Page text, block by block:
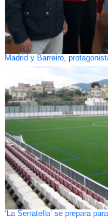
Madrid y Barreiro,
‘La Serratella’ se prepara